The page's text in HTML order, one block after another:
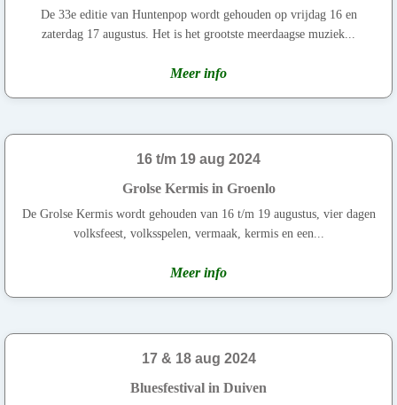
De 33e editie van Huntenpop wordt gehouden op vrijdag 16 en
zaterdag 17 augustus. Het is het grootste meerdaagse muziek...
Meer info
16 t/m 19 aug 2024
Grolse Kermis in Groenlo
De Grolse Kermis wordt gehouden van 16 t/m 19 augustus, vier dagen
volksfeest, volksspelen, vermaak, kermis en een...
Meer info
17 & 18 aug 2024
Bluesfestival in Duiven